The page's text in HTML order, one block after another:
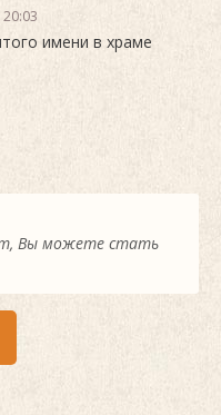
имени в храме
Вы можете стать